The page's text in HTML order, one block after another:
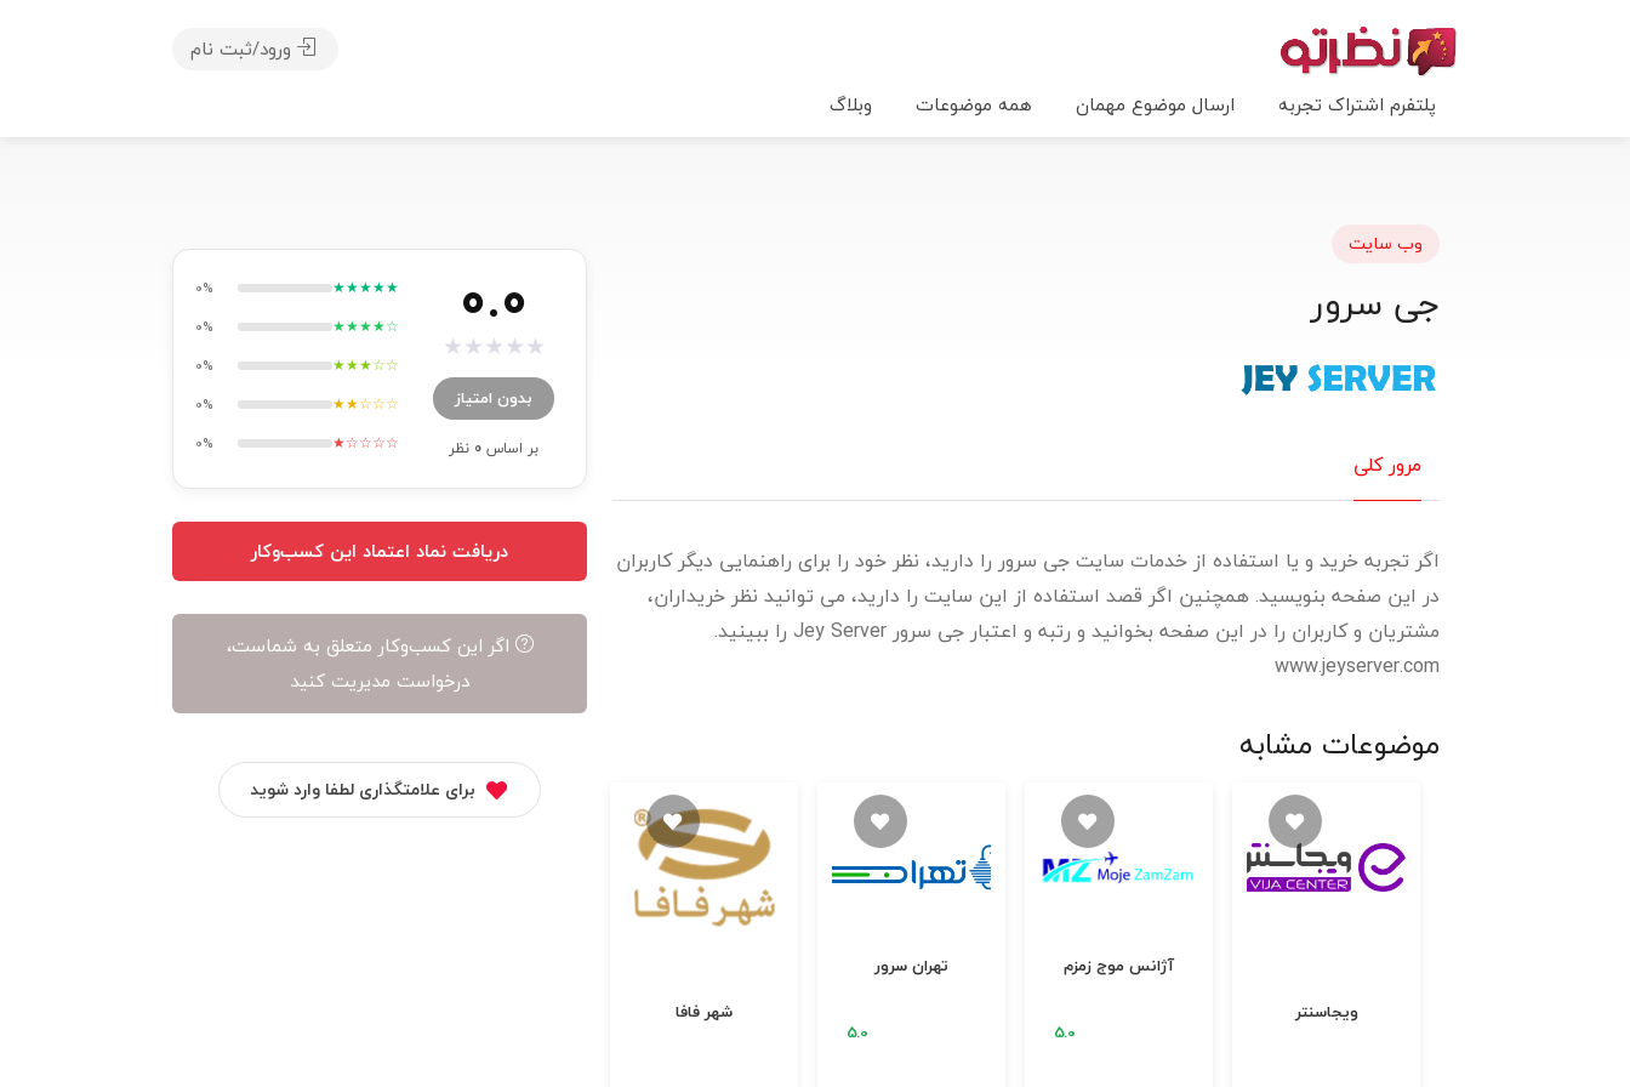
پلتفرم اشتراک تجربه ارسال موضوع مهمان همه موضوعات وبلاگ
ورود/ثبت نام
وب سایت
جی سرور
مرور کلی
اگر تجربه خرید و یا استفاده از خدمات سایت جی سرور را دارید، نظر خود را برای راهنمایی دیگر کاربران
در این صفحه بنویسید. همچنین اگر قصد استفاده از این سایت را دارید، می توانید نظر خریداران،
مشتریان و کاربران را در این صفحه بخوانید و رتبه و اعتبار جی سرور Jey Server را ببینید.
www.jeyserver.com
موضوعات مشابه
شهر فافا
تهران سرور
آژانس موج زمزم
ویجاسنتر
0.0
★
★
★
★
★
بدون امتیاز
بر اساس0 نظر
★★★★★
0%
★★★★☆
0%
★★★☆☆
0%
★★☆☆☆
0%
★☆☆☆☆
0%
دریافت نماد اعتماد این کسب‌وکار
اگر این کسب‌وکار متعلق به شماست،
درخواست مدیریت کنید
برای علامتگذاری لطفا وارد شوید